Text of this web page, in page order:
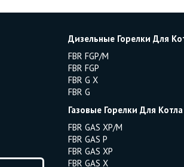
Дизельные Горелки Для
FBR FGP/M
FBR FGP
FBR G X
FBR G
Газовые Горелки Для Котла
FBR GAS XP/M
FBR GAS P
FBR GAS XP
FBR GAS X